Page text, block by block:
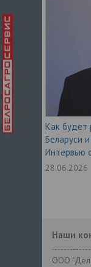
Как будет
Беларуси
Интервью
28.06.2026
Наши
ООО